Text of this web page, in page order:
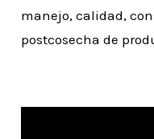
manejo, calidad,
postcosecha de